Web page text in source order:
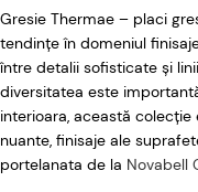
Gresie Thermae – placi
tendințe în domeniul
între detalii sofisticate și
diversitatea este
interioara, această
nuante, finisaje ale
portelanata de la Novabell